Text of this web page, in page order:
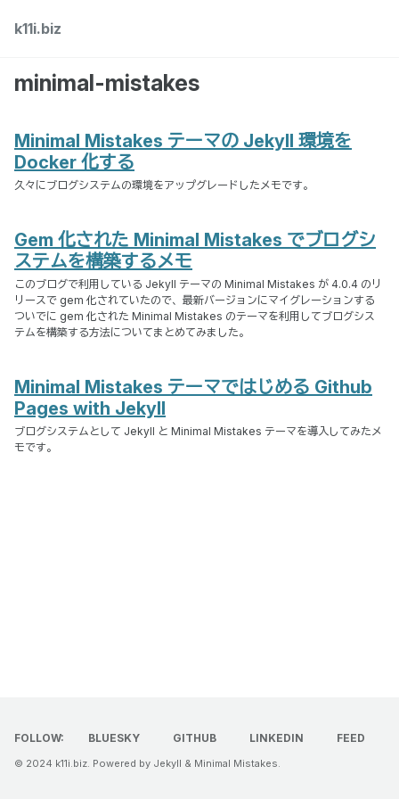
navigation
k11i.biz
minimal-mistakes
Minimal Mistakes テーマの Jekyll 環境を
Docker 化する
久々にブログシステムの環境をアップグレードしたメモです。
Gem 化された Minimal Mistakes でブログシ
ステムを構築するメモ
このブログで利用している Jekyll テーマの Minimal Mistakes が 4.0.4 のリ
リースで gem 化されていたので、最新バージョンにマイグレーションする
ついでに gem 化された Minimal Mistakes のテーマを利用してブログシス
テムを構築する方法についてまとめてみました。
Minimal Mistakes テーマではじめる Github
Pages with Jekyll
ブログシステムとして Jekyll と Minimal Mistakes テーマを導入してみたメ
モです。
FOLLOW: BLUESKY GITHUB LINKEDIN FEED
© 2024 k11i.biz. Powered by Jekyll & Minimal Mistakes.